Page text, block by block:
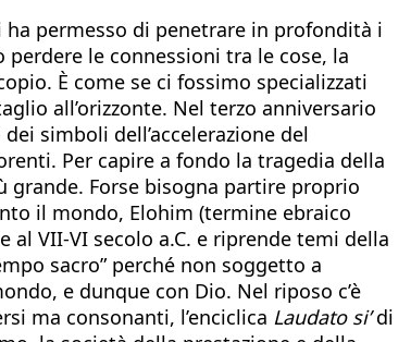
permesso di penetrare in profondità i
le connessioni tra le cose, la
È come se ci fossimo specializzati
all’orizzonte. Nel terzo anniversario
simboli dell’accelerazione del
Per capire a fondo la tragedia della
grande. Forse bisogna partire proprio
il mondo, Elohim (termine ebraico
VII-VI secolo a.C. e riprende temi della
sacro” perché non soggetto a
e dunque con Dio. Nel riposo c’è
ma consonanti, l’enciclica Laudato si’di